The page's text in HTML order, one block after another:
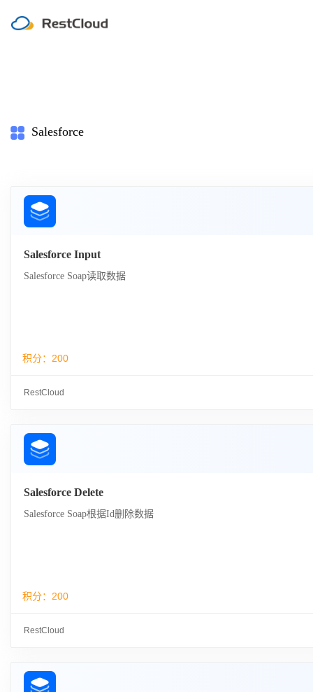
Salesforce
Salesforce Input
Salesforce Soap读取数据
积分： 200
RestCloud
Salesforce Delete
Salesforce Soap根据Id删除数据
积分： 200
RestCloud